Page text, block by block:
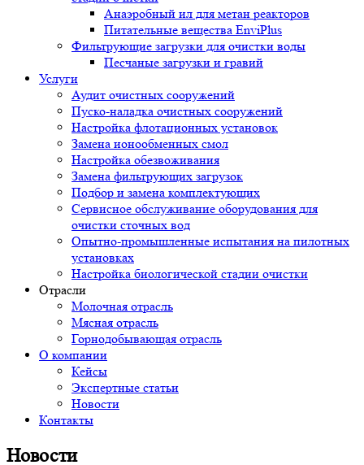
Анаэробный ил для метан реакторов
Питательные вещества EnviPlus
Фильтрующие загрузки для очистки воды
Песчаные загрузки и гравий
Услуги
Аудит очистных сооружений
Пуско-наладка очистных сооружений
Настройка флотационных установок
Замена ионообменных смол
Настройка обезвоживания
Замена фильтрующих загрузок
Подбор и замена комплектующих
Сервисное обслуживание оборудования для
очистки сточных вод
Опытно-промышленные испытания на пилотных
установках
Настройка биологической стадии очистки
Отрасли
Молочная отрасль
Мясная отрасль
Горнодобывающая отрасль
О компании
Кейсы
Экспертные статьи
Новости
Контакты
Новости